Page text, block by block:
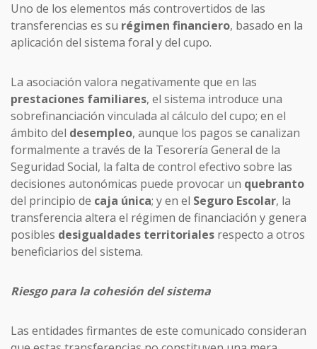
Uno de los elementos más controvertidos de las
transferencias es su régimen financiero, basado en la
aplicación del sistema foral y del cupo.
La asociación valora negativamente que en las
prestaciones familiares, el sistema introduce una
sobrefinanciación vinculada al cálculo del cupo; en el
ámbito del desempleo, aunque los pagos se canalizan
formalmente a través de la Tesorería General de la
Seguridad Social, la falta de control efectivo sobre las
decisiones autonómicas puede provocar un quebranto
del principio de caja única; y en el Seguro Escolar, la
transferencia altera el régimen de financiación y genera
posibles desigualdades territoriales respecto a otros
beneficiarios del sistema.
Riesgo para la cohesión del sistema
Las entidades firmantes de este comunicado consideran